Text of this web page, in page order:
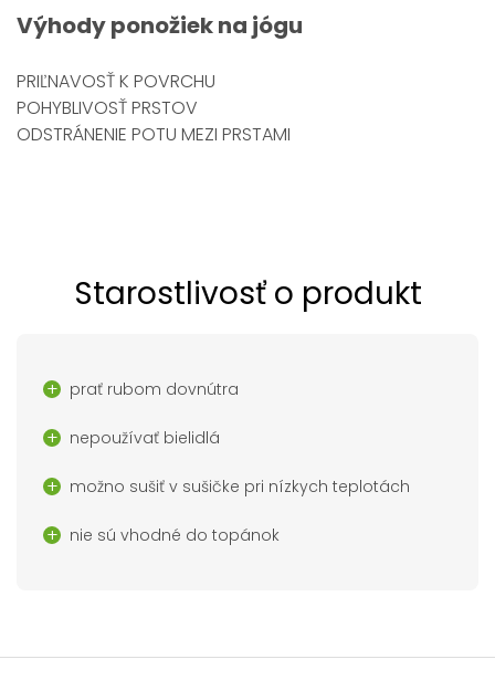
Výhodyponožiek na jógu
PRIĽNAVOSŤ K POVRCHU
POHYBLIVOSŤ PRSTOV
ODSTRÁNENIE POTU MEZI PRSTAMI
Starostlivosť o produkt
prať rubom dovnútra
nepoužívať bielidlá
možno sušiť v sušičke pri nízkych teplotách
nie sú vhodné do topánok